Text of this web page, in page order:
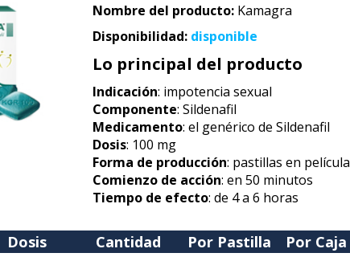
Nombre del producto: Kamagra
Disponibilidad: disponible
Lo principal del producto
Indicación: impotencia sexual
Componente: Sildenafil
Medicamento: el genérico de Sildenafil
Dosis: 100 mg
Forma de producción: pastillas en película
Comienzo de acción: en 50 minutos
Tiempo de efecto: de 4 a 6 horas
Dosis Cantidad Por Pastilla Por Caja